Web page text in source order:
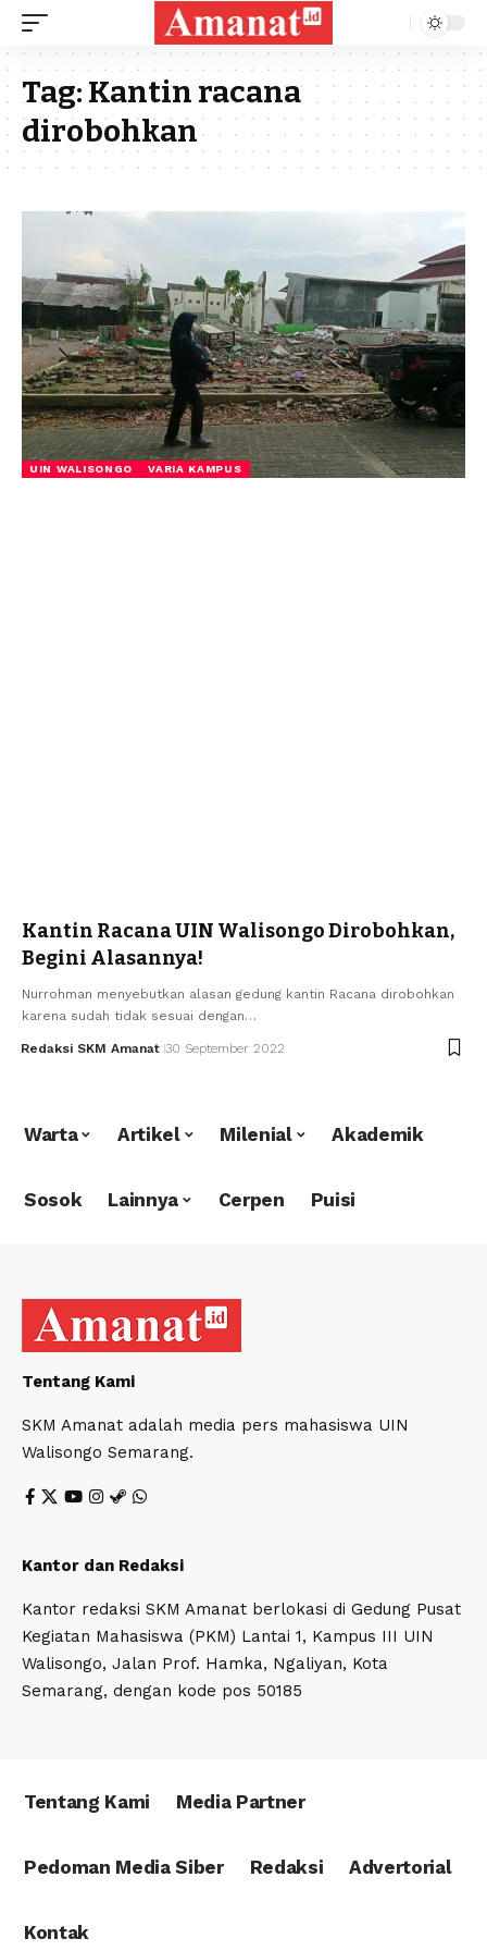
Tag:Kantin racana
dirobohkan
UIN WALISONGO VARIA KAMPUS
Kantin Racana UIN Walisongo Dirobohkan,
Begini Alasannya!
Nurrohman menyebutkan alasan gedung kantin Racana dirobohkan
karena sudah tidak sesuai dengan…
Redaksi SKM Amanat 30 September 2022
Warta Artikel Milenial Akademik
Sosok Lainnya Cerpen Puisi
Tentang Kami
SKM Amanat adalah media pers mahasiswa UIN
Walisongo Semarang.
Kantor dan Redaksi
Kantor redaksi SKM Amanat berlokasi di Gedung Pusat
Kegiatan Mahasiswa (PKM) Lantai 1, Kampus III UIN
Walisongo, Jalan Prof. Hamka, Ngaliyan, Kota
Semarang, dengan kode pos 50185
Tentang Kami Media Partner
Pedoman Media Siber Redaksi Advertorial
Kontak